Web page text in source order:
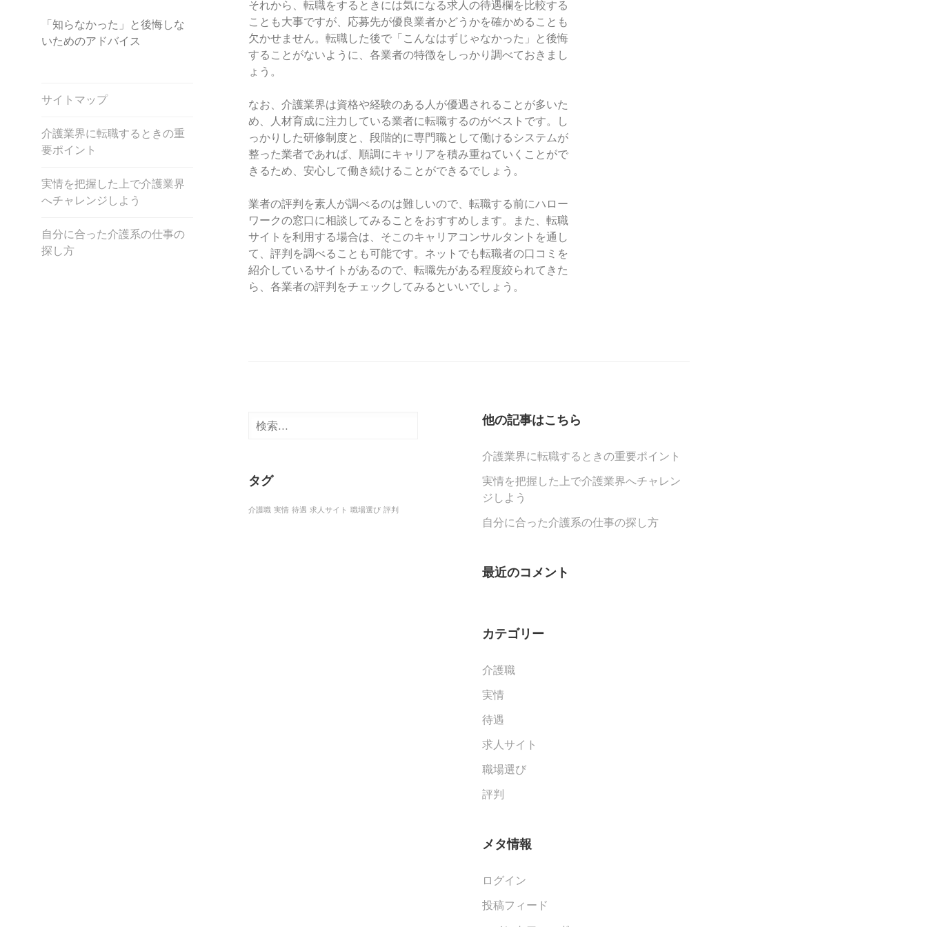
「知らなかった」と後悔しな
いためのアドバイス
サイトマップ
介護業界に転職するときの重
要ポイント
実情を把握した上で介護業界
へチャレンジしよう
自分に合った介護系の仕事の
探し方
それから、転職をするときには気になる求人の待遇欄を比較する
ことも大事ですが、応募先が優良業者かどうかを確かめることも
欠かせません。転職した後で「こんなはずじゃなかった」と後悔
することがないように、各業者の特徴をしっかり調べておきまし
ょう。
なお、介護業界は資格や経験のある人が優遇されることが多いた
め、人材育成に注力している業者に転職するのがベストです。し
っかりした研修制度と、段階的に専門職として働けるシステムが
整った業者であれば、順調にキャリアを積み重ねていくことがで
きるため、安心して働き続けることができるでしょう。
業者の評判を素人が調べるのは難しいので、転職する前にハロー
ワークの窓口に相談してみることをおすすめします。また、転職
サイトを利用する場合は、そこのキャリアコンサルタントを通し
て、評判を調べることも可能です。ネットでも転職者の口コミを
紹介しているサイトがあるので、転職先がある程度絞られてきた
ら、各業者の評判をチェックしてみるといいでしょう。
検
タグ
介護職 実情 待遇 求人サイト 職場選び 評判
他の記事はこちら
介護業界に転職するときの重要ポイント
実情を把握した上で介護業界へチャレン
ジしよう
自分に合った介護系の仕事の探し方
最近のコメント
カテゴリー
介護職
実情
待遇
求人サイト
職場選び
評判
メタ情報
ログイン
投稿フィード